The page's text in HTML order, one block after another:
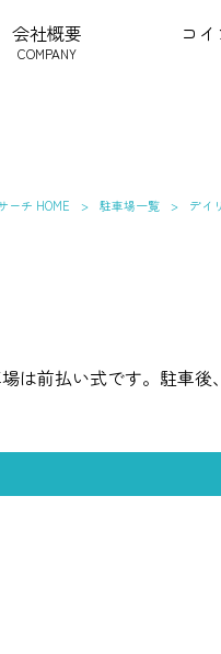
会社概要
COMPANY
コ
ーチ HOME > 駐車場一覧 > デイ
は前払い式です。駐車後